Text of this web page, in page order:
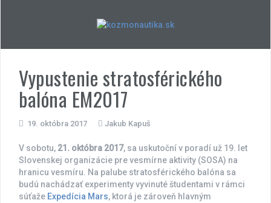
Vypustenie stratosférického
balóna EM2017
19. októbra 2017 Jakub Kapuš
V sobotu, 21. októbra 2017, sa uskutoční v poradí už 19. let
Slovenskej organizácie pre vesmírne aktivity (SOSA) na
hranicu vesmíru. Na palube stratosférického balóna sa
budú nachádzať experimenty vyvinuté študentami v rámci
súťaže Expedícia Mars, ktorá je zároveň hlavným